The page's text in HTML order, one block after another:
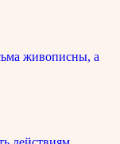
живописны, а